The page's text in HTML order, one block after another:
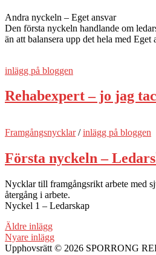
Andra nyckeln – Eget ansvar
Den första nyckeln handlande om
än att balansera upp det hela med Eget
inlägg på bloggen
Rehabexpert – jo jag
Framgångsnycklar/inlägg på bloggen
Första nyckeln –
Nycklar till framgångsrikt arbete med
återgång i arbete.
Nyckel 1 – Ledarskap
Inläggsnavigering
Äldre inlägg
Nyare inlägg
Upphovsrätt © 2026 SPORRONG